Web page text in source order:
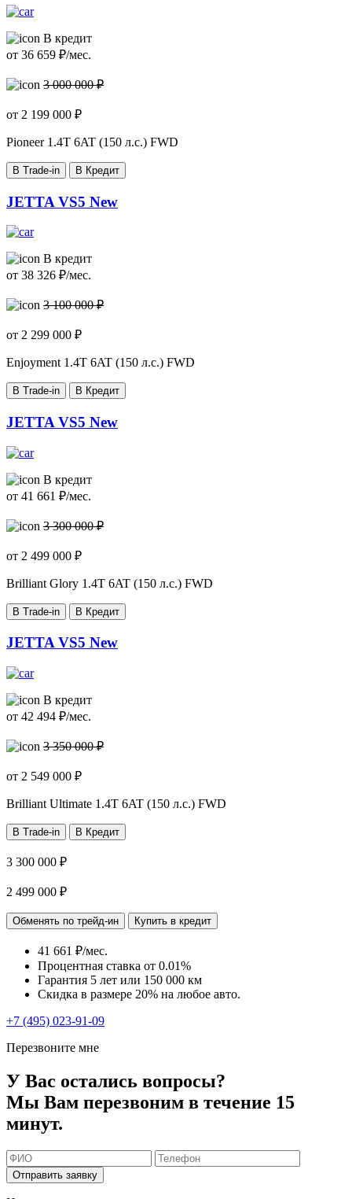
В кредит
от 36 659 ₽/мес.
3 000 000 ₽
от 2 199 000 ₽
Pioneer 1.4T 6AT (150 л.с.) FWD
В Trade-in В Кредит
JETTA VS5 New
В кредит
от 38 326 ₽/мес.
3 100 000 ₽
от 2 299 000 ₽
Enjoyment 1.4T 6AT (150 л.с.) FWD
В Trade-in В Кредит
JETTA VS5 New
В кредит
от 41 661 ₽/мес.
3 300 000 ₽
от 2 499 000 ₽
Brilliant Glory 1.4T 6AT (150 л.с.) FWD
В Trade-in В Кредит
JETTA VS5 New
В кредит
от 42 494 ₽/мес.
3 350 000 ₽
от 2 549 000 ₽
Brilliant Ultimate 1.4T 6AT (150 л.с.) FWD
В Trade-in В Кредит
3 300 000 ₽
2 499 000 ₽
Обменять по трейд-ин Купить в кредит
41 661 ₽/мес.
Процентная ставка от 0.01%
Гарантия 5 лет или 150 000 км
Скидка в размере 20% на любое авто.
+7 (495) 023-91-09
Перезвоните мне
У Вас остались вопросы?
Мы Вам перезвоним в течение 15
минут.
Отправить заявку